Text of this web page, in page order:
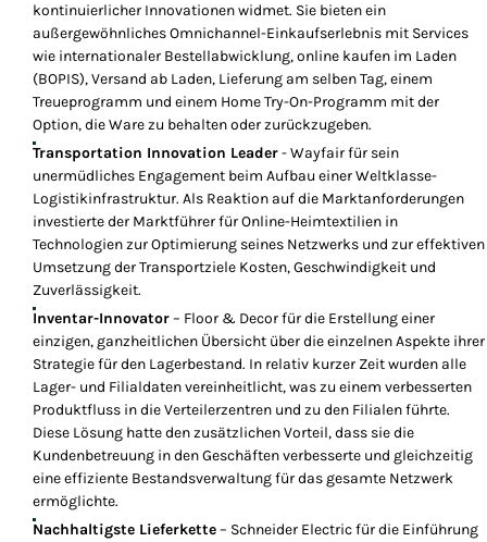
kontinuierlicher Innovationen widmet. Sie bieten ein
außergewöhnliches Omnichannel-Einkaufserlebnis mit Services
wie internationaler Bestellabwicklung, online kaufen im Laden
(BOPIS), Versand ab Laden, Lieferung am selben Tag, einem
Treueprogramm und einem Home Try-On-Programm mit der
Option, die Ware zu behalten oder zurückzugeben.
Transportation Innovation Leader- Wayfair für sein
unermüdliches Engagement beim Aufbau einer Weltklasse-
Logistikinfrastruktur. Als Reaktion auf die Marktanforderungen
investierte der Marktführer für Online-Heimtextilien in
Technologien zur Optimierung seines Netzwerks und zur effektiven
Umsetzung der Transportziele Kosten, Geschwindigkeit und
Zuverlässigkeit.
Inventar-Innovator– Floor & Decor für die Erstellung einer
einzigen, ganzheitlichen Übersicht über die einzelnen Aspekte ihrer
Strategie für den Lagerbestand. In relativ kurzer Zeit wurden alle
Lager- und Filialdaten vereinheitlicht, was zu einem verbesserten
Produktfluss in die Verteilerzentren und zu den Filialen führte.
Diese Lösung hatte den zusätzlichen Vorteil, dass sie die
Kundenbetreuung in den Geschäften verbesserte und gleichzeitig
eine effiziente Bestandsverwaltung für das gesamte Netzwerk
ermöglichte.
Nachhaltigste Lieferkette– Schneider Electric für die Einführung